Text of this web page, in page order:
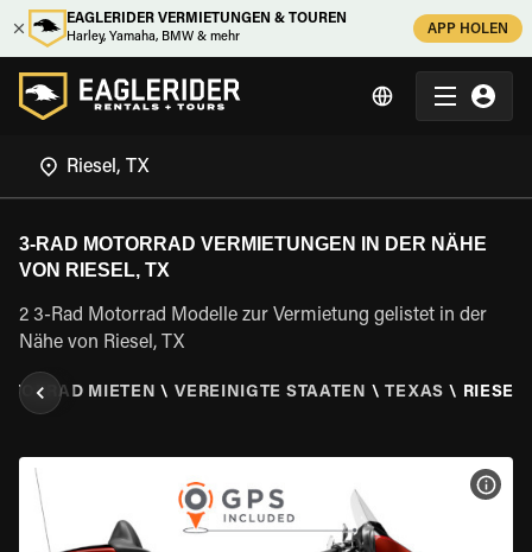
EAGLERIDER VERMIETUNGEN & TOUREN
Harley, Yamaha, BMW & mehr
APP HOLEN
3-RAD MOTORRAD VERMIETUNGEN IN DER NÄHE
VON RIESEL, TX
2 3-Rad Motorrad Modelle zur Vermietung gelistet in der
Nähe von Riesel, TX
MIETEN \ VEREINIGTE STAATEN \ TEXAS \